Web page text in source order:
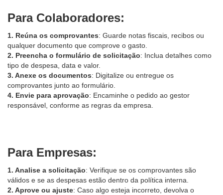
Para Colaboradores:
1. Reúna os comprovantes: Guarde notas fiscais, recibos ou
qualquer documento que comprove o gasto.
2. Preencha o formulário de solicitação: Inclua detalhes como
tipo de despesa, data e valor.
3. Anexe os documentos: Digitalize ou entregue os
comprovantes junto ao formulário.
4. Envie para aprovação: Encaminhe o pedido ao gestor
responsável, conforme as regras da empresa.
Para Empresas:
1. Analise a solicitação: Verifique se os comprovantes são
válidos e se as despesas estão dentro da política interna.
2. Aprove ou ajuste: Caso algo esteja incorreto, devolva o